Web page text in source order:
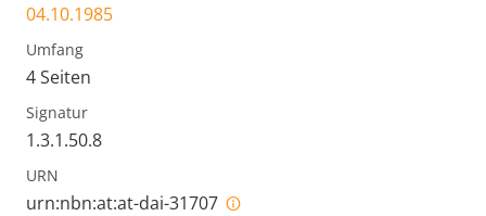
04.10.1985
Umfang
4 Seiten
Signatur
1.3.1.50.8
URN
urn:nbn:at:at-dai-31707